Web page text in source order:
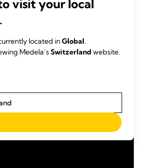
von Mutter und Kind
Eltern vor der Geburt
auf der neonatologischen
haben
auf der neonatologischen
erhalten haben
visit your local
located inGlobal.
Medela’sSwitzerland website.